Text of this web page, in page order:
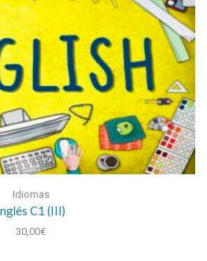
Idiomas
C1 (III)
30,00€